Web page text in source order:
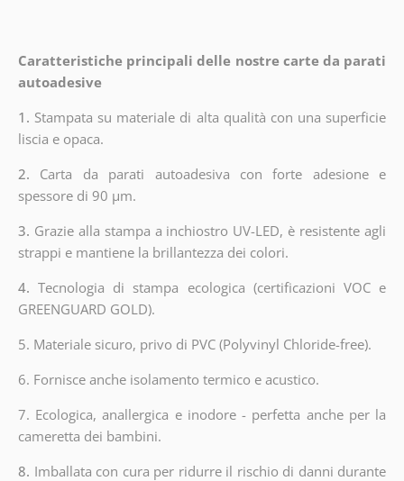
Caratteristiche principali delle nostre carte da parati
autoadesive
1. Stampata su materiale di alta qualità con una superficie
liscia e opaca.
2. Carta da parati autoadesiva con forte adesione e
spessore di 90 µm.
3. Grazie alla stampa a inchiostro UV-LED, è resistente agli
strappi e mantiene la brillantezza dei colori.
4.Tecnologia di stampa ecologica (certificazioni VOC e
GREENGUARD GOLD).
5. Materiale sicuro, privo di PVC (Polyvinyl Chloride-free).
6. Fornisce anche isolamento termico e acustico.
7. Ecologica, anallergica e inodore - perfetta anche per la
cameretta dei bambini.
8. Imballata con cura per ridurre il rischio di danni durante